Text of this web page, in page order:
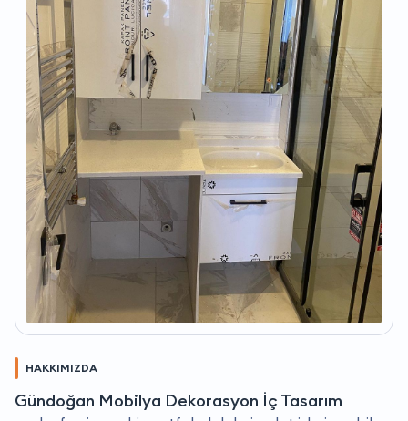
HAKKIMIZDA
Gündoğan Mobilya Dekorasyon İç Tasarım